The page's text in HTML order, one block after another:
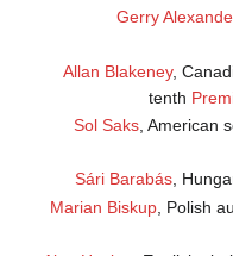
Gerry
Allan Blakeney,
tenth
Sol Saks, American
Sári Barabás,
Marian Biskup, Polish